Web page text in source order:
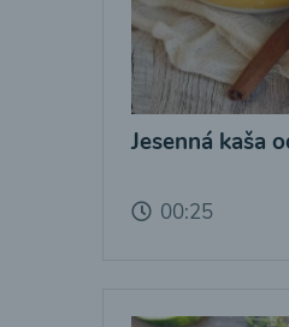
Jesenná kaša
00:25